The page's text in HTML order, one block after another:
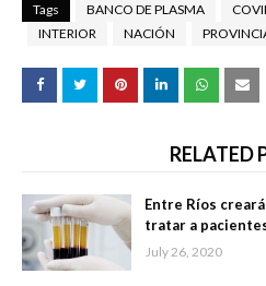
Tags BANCO DE PLASMA
INTERIOR
NACIÓN
RELATED
Entre Ríos
tratar a
July 26, 2020